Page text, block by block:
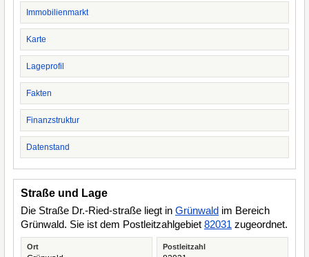
Immobilienmarkt
Karte
Lageprofil
Fakten
Finanzstruktur
Datenstand
Straße und Lage
Die Straße Dr.-Ried-straße liegt in Grünwald im Bereich
Grünwald. Sie ist dem Postleitzahlgebiet 82031 zugeordnet.
Ort Postleitzahl